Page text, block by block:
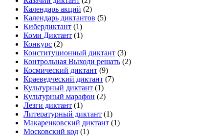
Календарь акций (2)
Календарь диктантов (5)
Кибердиктант (1)
Коми Диктант (1)
Конкурс (2)
Конституционный диктант (3)
Контрольная Выходи решать (2)
Космический диктант (9)
Краеведческий диктант (7)
Культурный диктант (1)
Культурный марафон (2)
Лезги диктант (1)
Литературный диктант (1)
Макаренковский диктант (1)
Московский код (1)